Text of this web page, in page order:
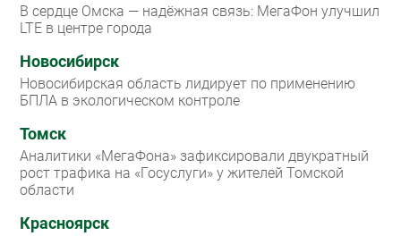
В сердце Омска — надёжная связь: МегаФон улучшил
LTE в центре города
Новосибирск
Новосибирская область лидирует по применению
БПЛА в экологическом контроле
Томск
Аналитики «МегаФона» зафиксировали двукратный
рост трафика на «Госуслуги» у жителей Томской
области
Красноярск